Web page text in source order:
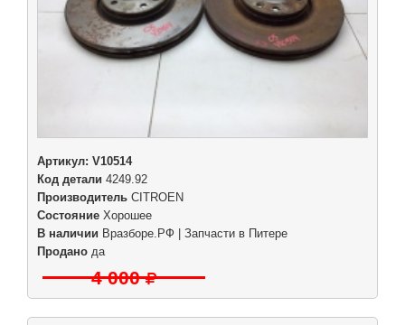
Артикул: V10514
Код детали 4249.92
Производитель CITROEN
Состояние Хорошее
В наличии Вразборе.РФ | Запчасти в Питере
Продано да
4 000